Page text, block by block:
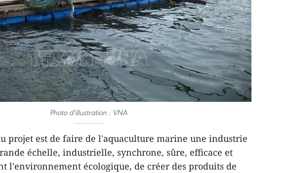
Photo d'illustration : VNA
projet est de faire de l'aquaculture marine une industrie
échelle, industrielle, synchrone, sûre, efficace et
l'environnement écologique, de créer des produits de